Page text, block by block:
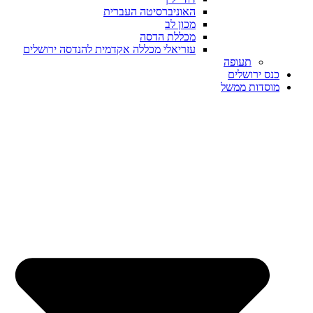
האוניברסיטה העברית
מכון לב
מכללת הדסה
עזריאלי מכללה אקדמית להנדסה ירושלים
תעופה
כנס ירושלים
מוסדות ממשל